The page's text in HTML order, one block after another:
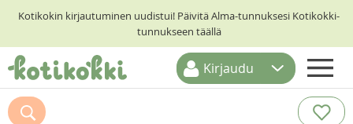
Kotikokin kirjautuminen uudistui! Päivitä Alma-tunnuksesi Kotikokki-
tunnukseen täällä
ETUSIVU
Kirjaudu
Suosittelemme myös